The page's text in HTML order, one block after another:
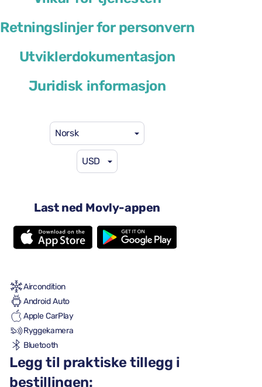
Retningslinjer for personvern
Utviklerdokumentasjon
Juridisk informasjon
Norsk
USD
Last ned Movly-appen
Cupra Formentor
Automatisk transmisjon
5 seter
2 store kofferter
Aircondition
Android Auto
Apple CarPlay
Ryggekamera
Bluetooth
Legg til praktiske tillegg i
bestillingen: